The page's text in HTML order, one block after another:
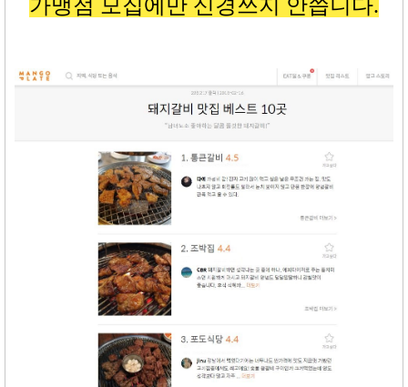
가맹점 모집에만 신경쓰지 안씁니다.